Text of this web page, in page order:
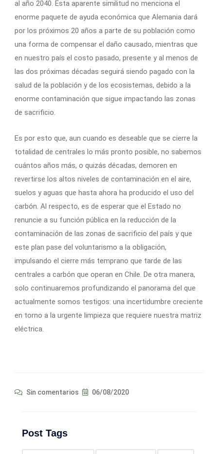
al año 2040. Esta aparente similitud no menciona el
enorme paquete de ayuda económica que Alemania dará
por los próximos 20 años a parte de su población como
una forma de compensar el daño causado, mientras que
en nuestro país el costo pasado, presente y al menos de
las dos próximas décadas seguirá siendo pagado con la
salud de la población y de los ecosistemas, debido a la
enorme contaminación que sigue impactando las zonas
de sacrificio.
Es por esto que, aun cuando es deseable que se cierre la
totalidad de centrales lo más pronto posible, no sabemos
cuántos años más, o quizás décadas, demoren en
revertirse los altos niveles de contaminación en el aire,
suelos y aguas que hasta ahora ha producido el uso del
carbón. Al respecto, es de esperar que el Estado no
renuncie a su función pública en la reducción de la
contaminación de las zonas de sacrificio del país y que
este plan pase del voluntarismo a la obligación,
impulsando el cierre más temprano que tarde de las
centrales a carbón que operan en Chile. De otra manera,
solo continuaremos profundizando el panorama del que
actualmente somos testigos: una incertidumbre creciente
en torno a la urgente limpieza que requiere nuestra matriz
eléctrica.
Sin comentarios 06/08/2020
Post Tags